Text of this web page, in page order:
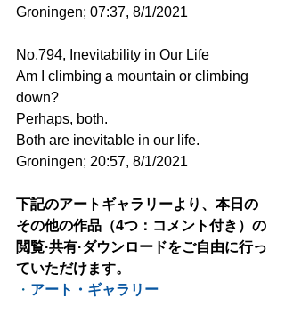
Groningen; 07:37, 8/1/2021
No.794, Inevitability in Our Life
Am I climbing a mountain or climbing
down?
Perhaps, both.
Both are inevitable in our life.
Groningen; 20:57, 8/1/2021
下記のアートギャラリーより、本日の
その他の作品（4つ：コメント付き）の
閲覧·共有·ダウンロードをご自由に行っ
ていただけます。
・ アート・ギャラリー